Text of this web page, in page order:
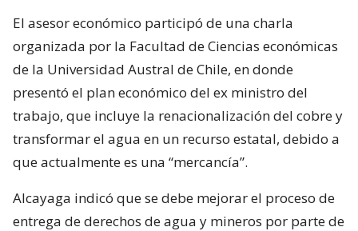
El asesor económico participó de una charla
organizada por la Facultad de Ciencias económicas
de la Universidad Austral de Chile, en donde
presentó el plan económico del ex ministro del
trabajo, que incluye la renacionalización del cobre y
transformar el agua en un recurso estatal, debido a
que actualmente es una “mercancía”.
Alcayaga indicó que se debe mejorar el proceso de
entrega de derechos de agua y mineros por parte de